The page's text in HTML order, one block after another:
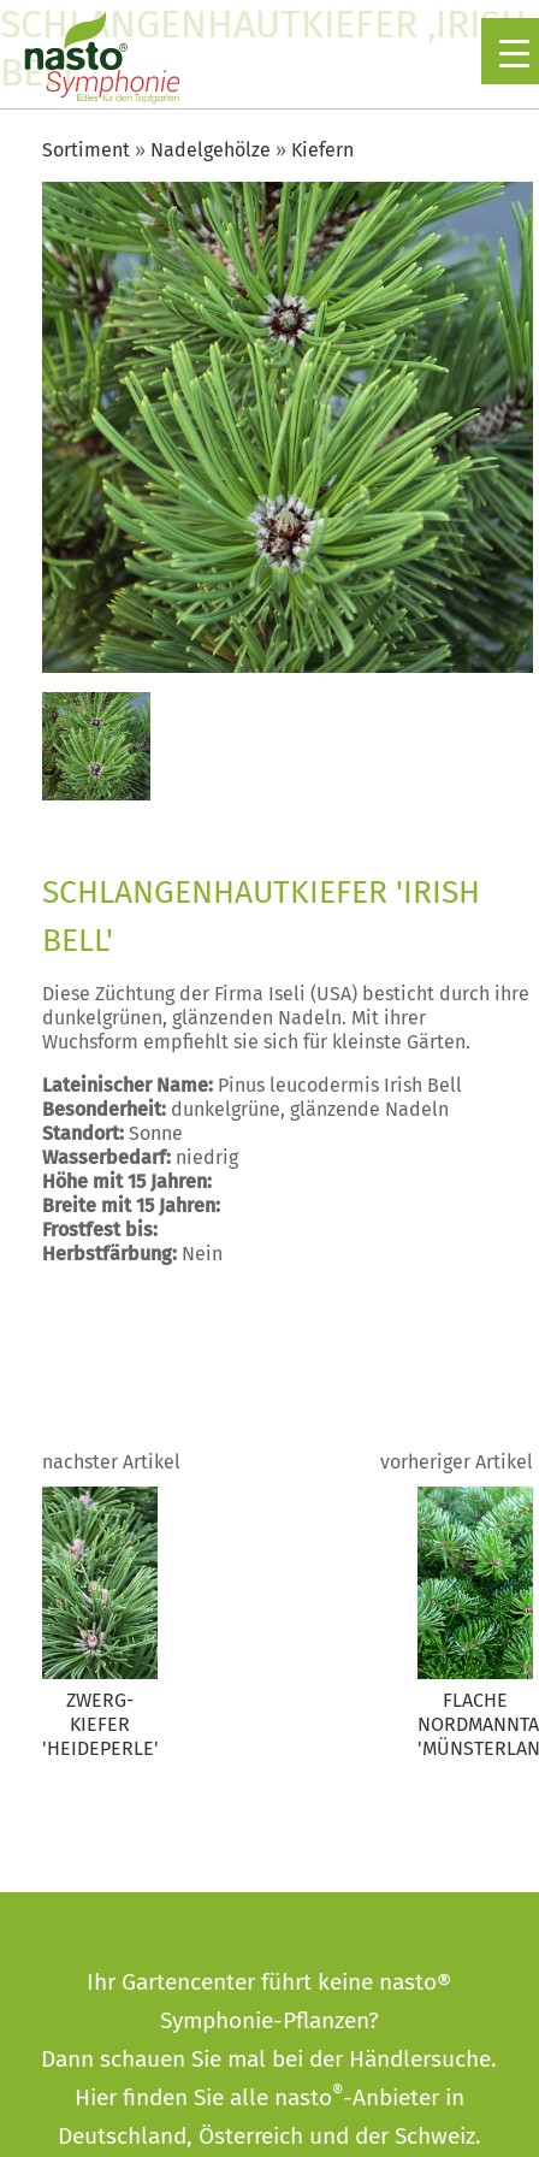
SCHLANGENHAUTKIEFER ‚IRISH
BELL‘
Sortiment Nadelgehölze Kiefern
SCHLANGENHAUTKIEFER 'IRISH
BELL'
Diese Züchtung der Firma Iseli (USA) besticht durch ihre
dunkelgrünen, glänzenden Nadeln. Mit ihrer
Wuchsform empfiehlt sie sich für kleinste Gärten.
Lateinischer Name: Pinus leucodermis Irish Bell
Besonderheit: dunkelgrüne, glänzende Nadeln
Standort: Sonne
Wasserbedarf: niedrig
Höhe mit 15 Jahren:
Breite mit 15 Jahren:
Frostfest bis:
Herbstfärbung: Nein
nachster Artikel
ZWERG-
KIEFER
'HEIDEPERLE'
vorheriger Artikel
FLACHE
Ihr Gartencenter führt keine nasto®
Symphonie-Pflanzen?
Dann schauen Sie mal bei der Händlersuche.
Hier finden Sie alle nasto®-Anbieter in
Deutschland, Österreich und der Schweiz.